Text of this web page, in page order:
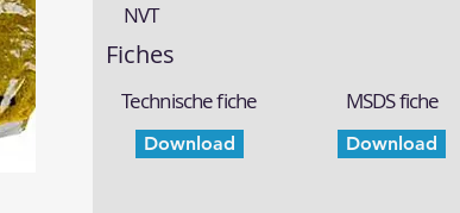
NVT
Fiches
Technische fiche
Download
MSDS fiche
Download